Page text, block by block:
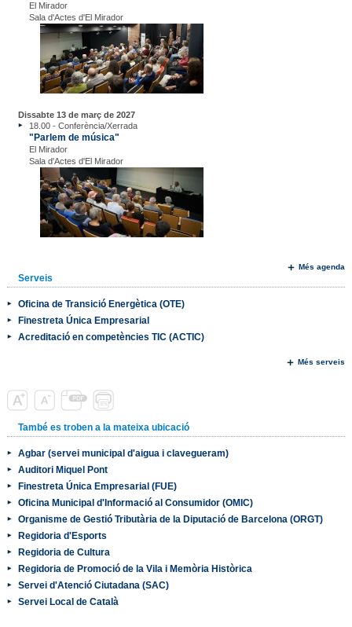
El Mirador
Sala d'Actes d'El Mirador
Dissabte 13 de març de 2027
18.00 - Conferència/Xerrada
"Parlem de música"
El Mirador
Sala d'Actes d'El Mirador
Més agenda
Serveis
Oficina de Transició Energètica (OTE)
Finestreta Única Empresarial
Acreditació en competències TIC (ACTIC)
Més serveis
També es troben a la mateixa ubicació
Agbar (servei municipal d'aigua i clavegueram)
Auditori Miquel Pont
Finestreta Única Empresarial (FUE)
Oficina Municipal d'Informació al Consumidor (OMIC)
Organisme de Gestió Tributària de la Diputació de Barcelona (ORGT)
Regidoria d'Esports
Regidoria de Cultura
Regidoria de Promoció de la Vila i Memòria Històrica
Servei d'Atenció Ciutadana (SAC)
Servei Local de Català